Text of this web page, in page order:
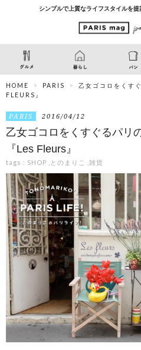
シンプルで上質なライフスタイルを
HOME PARIS
乙女ゴコロをくす
FLEURS』
PARIS 2016/04/12
乙女ゴコロをくすぐるパリ
『Les Fleurs』
tags : SHOP とのまりこ 雑貨